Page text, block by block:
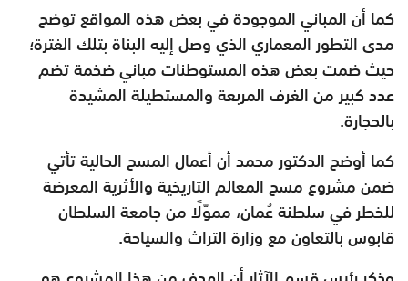
كما أن المباني الموجودة في بعض هذه المواقع توضح
مدى التطور المعماري الذي وصل إليه البناة بتلك الفترة؛
حيث ضمت بعض هذه المستوطنات مباني ضخمة تضم
عدد كبير من الغرف المربعة والمستطيلة المشيدة
بالحجارة.
كما أوضح الدكتور محمد أن أعمال المسح الحالية تأتي
ضمن مشروع مسح المعالم التاريخية والأثرية المعرضة
للخطر في سلطنة عُمان، مموّلًا من جامعة السلطان
قابوس بالتعاون مع وزارة التراث والسياحة.